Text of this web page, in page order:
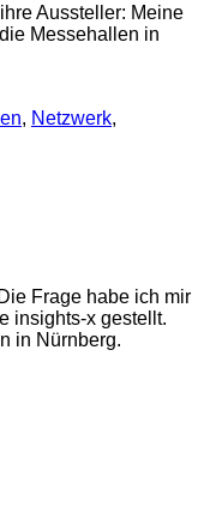
Aussteller: Meine
Messehallen in
, Netzwerk,
Frage habe ich mir
insights-x gestellt.
in Nürnberg.